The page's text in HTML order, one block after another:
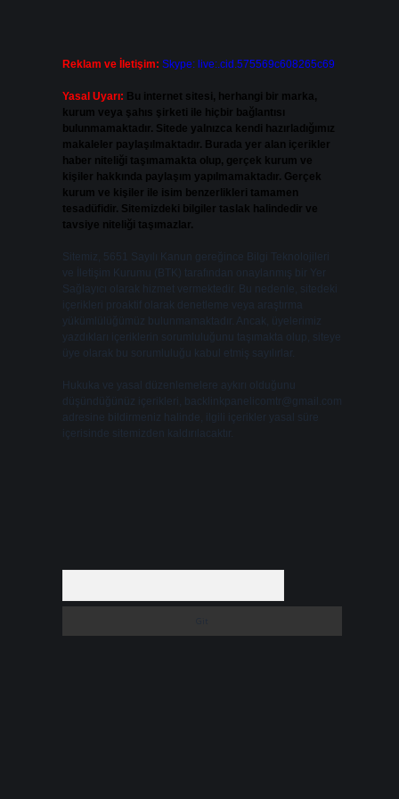
Reklam ve İletişim: Skype: live:.cid.575569c608265c69
Yasal Uyarı: Bu internet sitesi, herhangi bir marka,
kurum veya şahıs şirketi ile hiçbir bağlantısı
bulunmamaktadır. Sitede yalnızca kendi hazırladığımız
makaleler paylaşılmaktadır. Burada yer alan içerikler
haber niteliği taşımamakta olup, gerçek kurum ve
kişiler hakkında paylaşım yapılmamaktadır. Gerçek
kurum ve kişiler ile isim benzerlikleri tamamen
tesadüfidir. Sitemizdeki bilgiler taslak halindedir ve
tavsiye niteliği taşımazlar.
Sitemiz, 5651 Sayılı Kanun gereğince Bilgi Teknolojileri
ve İletişim Kurumu (BTK) tarafından onaylanmış bir Yer
Sağlayıcı olarak hizmet vermektedir. Bu nedenle, sitedeki
içerikleri proaktif olarak denetleme veya araştırma
yükümlülüğümüz bulunmamaktadır. Ancak, üyelerimiz
yazdıkları içeriklerin sorumluluğunu taşımakta olup, siteye
üye olarak bu sorumluluğu kabul etmiş sayılırlar.
Hukuka ve yasal düzenlemelere aykırı olduğunu
düşündüğünüz içerikleri,
backlinkpanelicomtr@gmail.com
adresine bildirmeniz halinde, ilgili içerikler yasal süre
içerisinde sitemizden kaldırılacaktır.